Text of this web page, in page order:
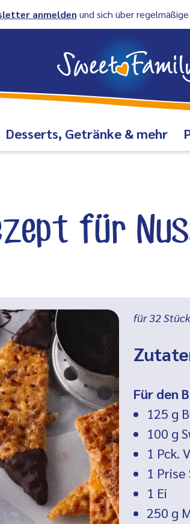
anmelden und sich über
Desserts, Getränke & mehr
für
für 32 Stück
Für den
125 g
100 g
1 Pck.
1 Prise
1 Ei
250 g